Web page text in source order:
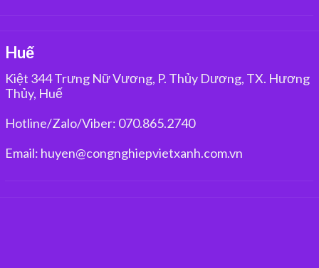
Huế
Kiệt 344 Trưng Nữ Vương, P. Thủy Dương, TX. Hương
Thủy, Huế
Hotline/Zalo/Viber: 070.865.2740
Email: huyen@congnghiepvietxanh.com.vn